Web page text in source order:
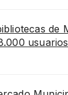
de
usuarios